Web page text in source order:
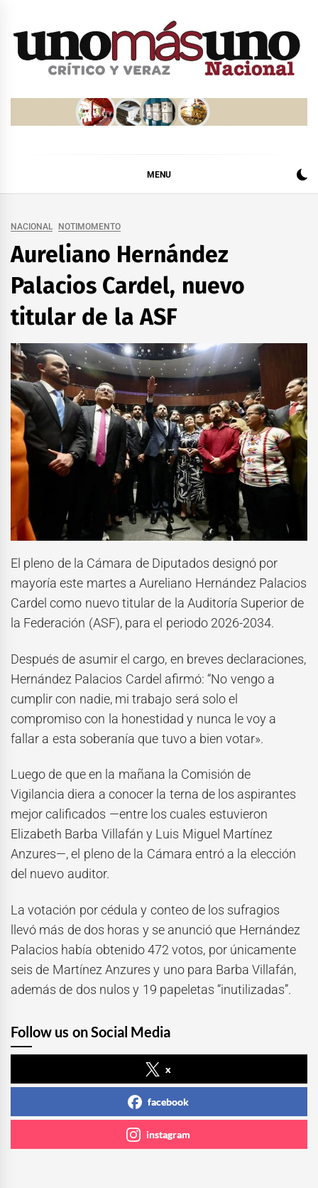
MENU
NACIONAL NOTIMOMENTO
Aureliano Hernández
Palacios Cardel, nuevo
titular de la ASF
El pleno de la Cámara de Diputados designó por
mayoría este martes a Aureliano Hernández Palacios
Cardel como nuevo titular de la Auditoría Superior de
la Federación (ASF), para el periodo 2026-2034.
Después de asumir el cargo, en breves declaraciones,
Hernández Palacios Cardel afirmó: “No vengo a
cumplir con nadie, mi trabajo será solo el
compromiso con la honestidad y nunca le voy a
fallar a esta soberanía que tuvo a bien votar».
Luego de que en la mañana la Comisión de
Vigilancia diera a conocer la terna de los aspirantes
mejor calificados —entre los cuales estuvieron
Elizabeth Barba Villafán y Luis Miguel Martínez
Anzures—, el pleno de la Cámara entró a la elección
del nuevo auditor.
La votación por cédula y conteo de los sufragios
llevó más de dos horas y se anunció que Hernández
Palacios había obtenido 472 votos, por únicamente
seis de Martínez Anzures y uno para Barba Villafán,
además de dos nulos y 19 papeletas “inutilizadas”.
Follow us on Social Media
x
facebook
instagram